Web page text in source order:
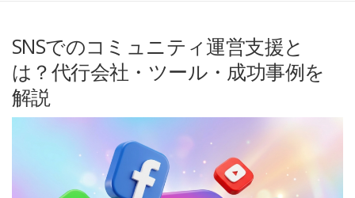
コミュニティ 資料DL 問い合わせ
SNSでのコミュニティ運営支援と
は？代行会社・ツール・成功事例を
解説